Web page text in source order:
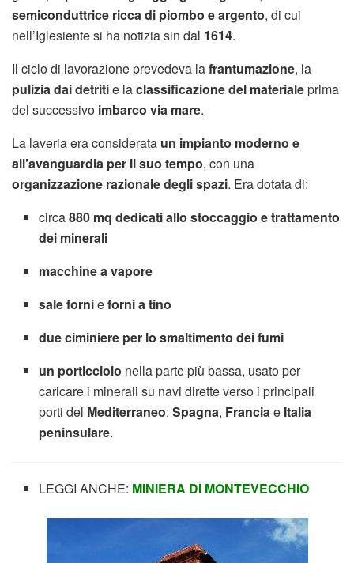
semiconduttrice ricca di piombo e argento, di cui
nell’Iglesiente si ha notizia sin dal 1614.
Il ciclo di lavorazione prevedeva lafrantumazione, la
pulizia dai detritie laclassificazione del materialeprima
del successivo imbarco via mare.
La laveria era considerata un impianto moderno e
all’avanguardia per il suo tempo, con una
organizzazione razionale degli spazi. Era dotata di:
circa880 mq dedicati allo stoccaggio e trattamento
dei minerali
macchine a vapore
sale fornieforni a tino
due ciminiere per lo smaltimento dei fumi
un porticciolo nella parte più bassa, usato per
caricare i minerali su navi dirette verso i principali
porti del Mediterraneo:Spagna, Franciae Italia
peninsulare.
LEGGI ANCHE: MINIERA DI MONTEVECCHIO